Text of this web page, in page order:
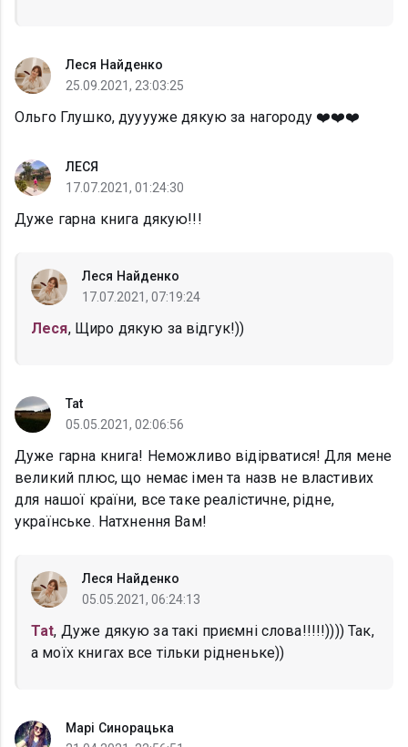
Леся Найденко
25.09.2021, 23:03:25
Ольго Глушко, дууууже дякую за нагороду ❤️❤️❤️
ЛЕСЯ
17.07.2021, 01:24:30
Дуже гарна книга дякую!!!
Леся Найденко
17.07.2021, 07:19:24
Леся, Щиро дякую за відгук!))
Tat
05.05.2021, 02:06:56
Дуже гарна книга! Неможливо відірватися! Для мене
великий плюс, що немає імен та назв не властивих
для нашої країни, все таке реалістичне, рідне,
українське. Натхнення Вам!
Леся Найденко
05.05.2021, 06:24:13
Tat, Дуже дякую за такі приємні слова!!!!!)))) Так,
а моїх книгах все тільки рідненьке))
Марі Синорацька